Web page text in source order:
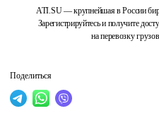
ATI.SU — крупнейшая в России
Зарегистрируйтесь и получите
на перевозку
Поделиться